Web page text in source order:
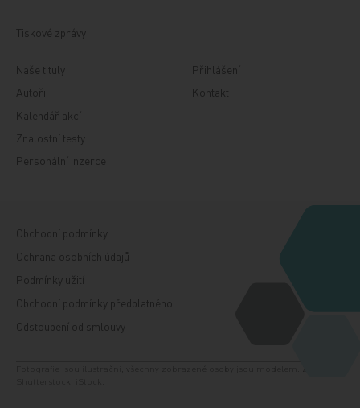
Tiskové zprávy
Naše tituly
Autoři
Kalendář akcí
Znalostní testy
Personální inzerce
Přihlášení
Kontakt
Obchodní podmínky
Ochrana osobních údajů
Podmínky užití
Obchodní podmínky předplatného
Odstoupení od smlouvy